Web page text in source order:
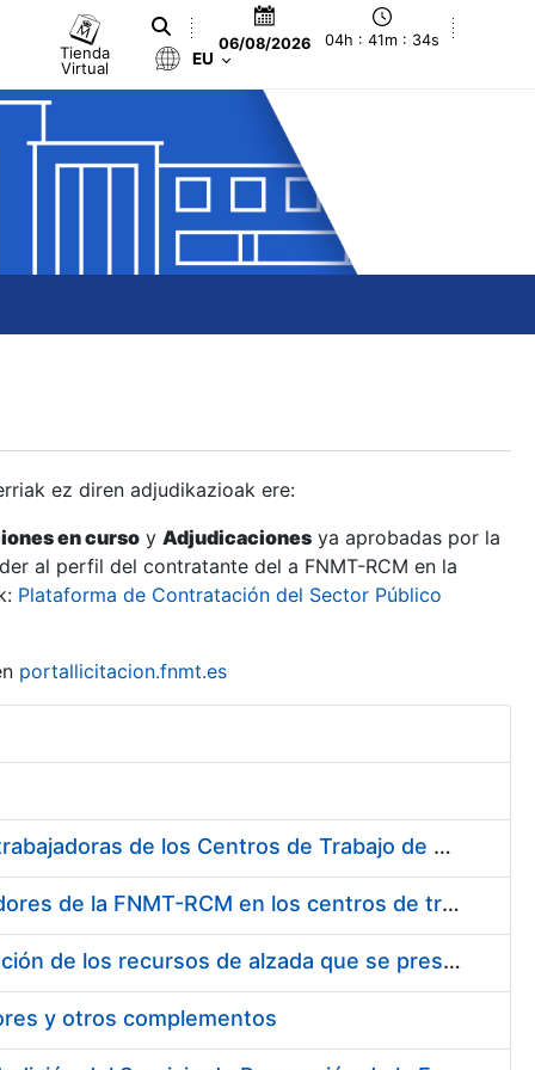
Tienda
Virtual
06/08/2026 04h : 41m : 35s
EU
ez diren adjudikazioak ere:
en curso y Adjudicaciones ya aprobadas por la
al perfil del contratante del a FNMT-RCM en la
Plataforma de Contratación del Sector Público
portallicitacion.fnmt.es
Suministro de Protectores Auditivos a medida para las personas trabajadoras de los Centros de Trabajo de Madrid y Burgos
Suministro de gafas graduadas antiproyecciones para los trabajadores de la FNMT-RCM en los centros de trabajo de Madrid y Burgos
Servicios de una empresa externa para el asesoramiento y resolución de los recursos de alzada que se presentan relacionados con procesos de selección para la FNMT-RCM
y otros complementos